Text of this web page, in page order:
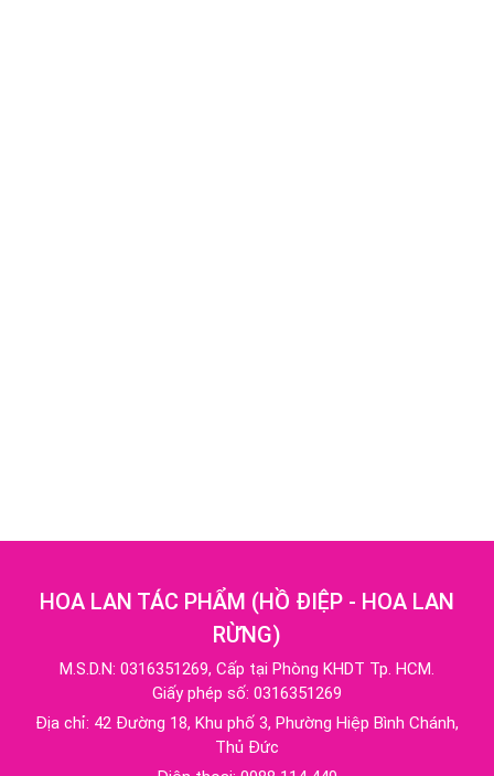
HOA LAN TÁC PHẨM (HỒ ĐIỆP - HOA LAN
RỪNG)
M.S.D.N: 0316351269, Cấp tại Phòng KHDT Tp. HCM.
Giấy phép số: 0316351269
Địa chỉ: 42 Đường 18, Khu phố 3, Phường Hiệp Bình Chánh,
Thủ Đức